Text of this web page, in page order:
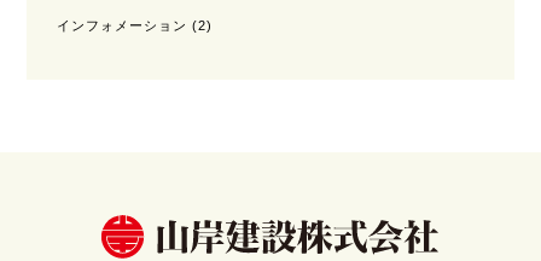
インフォメーション (2)